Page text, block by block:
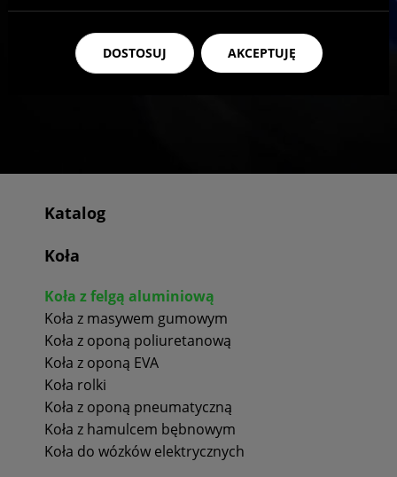
Katalog
Koła
Koła z felgą aluminiową
Koła z masywem gumowym
Koła z oponą poliuretanową
Koła z oponą EVA
Koła rolki
Koła z oponą pneumatyczną
Koła z hamulcem bębnowym
Koła do wózków elektrycznych
DOSTOSUJ AKCEPTUJĘ